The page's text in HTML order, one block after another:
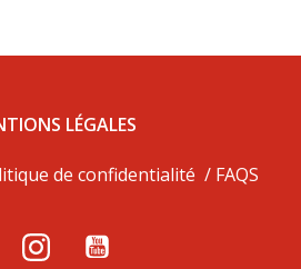
LÉGALES
de confidentialité / FAQS